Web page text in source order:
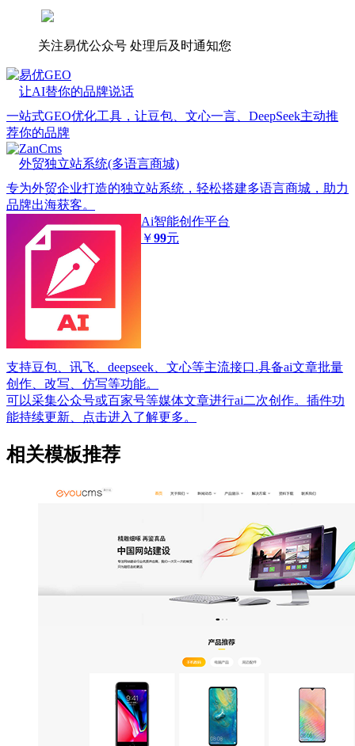
关注易优公众号 处理后及时通知您
易优GEO
让AI替你的品牌说话
一站式GEO优化工具，让豆包、文心一言、DeepSeek主动推
荐你的品牌
ZanCms
外贸独立站系统(多语言商城)
专为外贸企业打造的独立站系统，轻松搭建多语言商城，助力
品牌出海获客。
Ai智能创作平台
￥99元
支持豆包、讯飞、deepseek、文心等主流接口.具备ai文章批量
创作、改写、仿写等功能。
可以采集公众号或百家号等媒体文章进行ai二次创作。插件功
能持续更新、点击进入了解更多。
相关模板推荐